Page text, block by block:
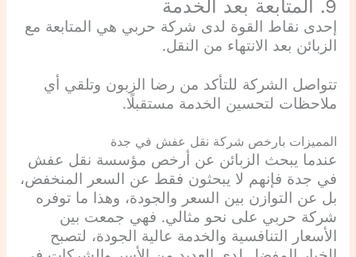
9. المتابعة بعد الخدمة
إحدى نقاط القوة لدى شركة حربي هي المتابعة مع
الزبائن بعد الانتهاء من النقل.
تتواصل الشركة للتأكد من رضا الزبون وتلقي أي
ملاحظات لتحسين الخدمة مستقبلًا.
المميزات بارخص شركة نقل عفش في جدة
عندما يبحث الزبائن عن أرخص مؤسسة نقل عفش
في جدة فإنهم لا يبحثون فقط عن السعر المنخفض،
بل عن التوازن بين السعر والجودة، وهذا ما توفره
شركة حربي على نحو مثالي. فهي جمعت بين
الأسعار التنافسية والخدمة عالية الجودة، لتصبح